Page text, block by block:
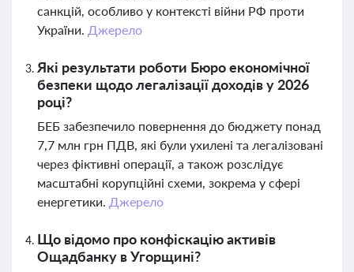
санкцій, особливо у контексті війни РФ проти
України. Джерело
Які результати роботи Бюро економічної
безпеки щодо легалізації доходів у 2026
році?
БЕБ забезпечило повернення до бюджету понад
7,7 млн грн ПДВ, які були ухилені та легалізовані
через фіктивні операції, а також розслідує
масштабні корупційні схеми, зокрема у сфері
енергетики. Джерело
Що відомо про конфіскацію активів
Ощадбанку в Угорщині?